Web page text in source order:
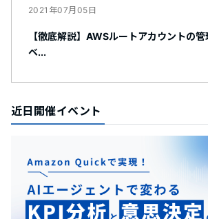
2021年07月05日
【徹底解説】AWSルートアカウントの
ベ...
近日開催イベント